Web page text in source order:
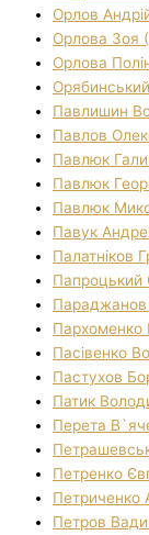
Орлов
Орлова Зоя
Орлова
Павлишин
Павлов
Павлюк
Павлюк
Павлюк
Павук
Палатніков
Папроцький
Параджанов
Пархоменко
Пасівенко
Пастухов
Патик
Перета
Петренко
Петриченко
Петров